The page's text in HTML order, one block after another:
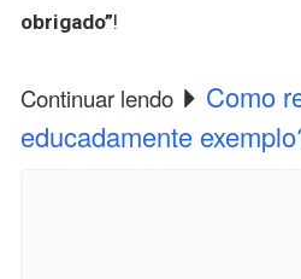
obrigado”!
Continuar lendo
Como
educadamente